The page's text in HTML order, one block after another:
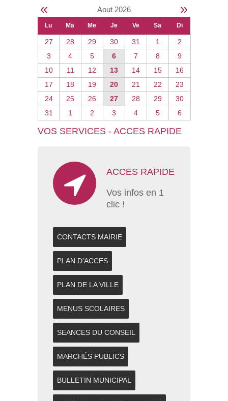
« Aout 2026 »
Lu Ma Me Je Ve Sa Di
27 28 29 30 31 1
2
3
4 5 6 7 8
9
10
11 12 13 14 15
16
17
18 19 20 21 22
23
24
25 26 27 28 29
30
31
1 2 3 4 5 6
VOS SERVICES - ACCES RAPIDE
ACCES RAPIDE
Vos infos en 1
clic !
CONTACTS MAIRIE
PLAN D'ACCES
PLAN DE LA VILLE
MENUS SCOLAIRES
SEANCES DU CONSEIL
MARCHÉS PUBLICS
BULLETIN MUNICIPAL